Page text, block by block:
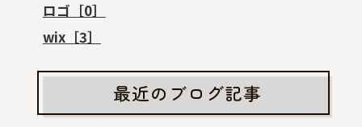
ロゴ［0］
wix［3］
最近のブログ記事